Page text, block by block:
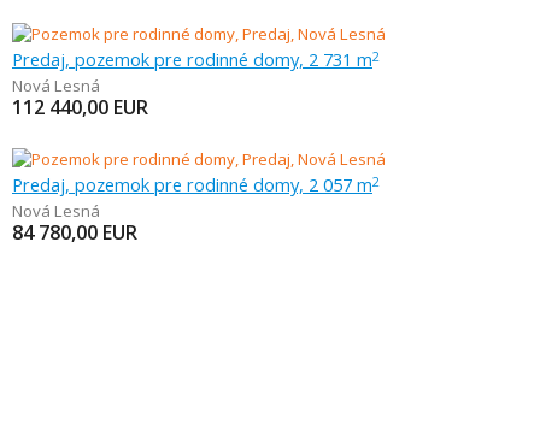
Predaj, pozemok pre rodinné domy, 2 731 m2
Nová Lesná
112 440,00 EUR
Predaj, pozemok pre rodinné domy, 2 057 m2
Nová Lesná
84 780,00 EUR